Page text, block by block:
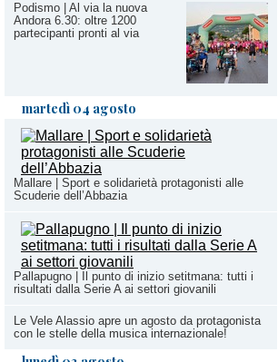
Podismo | Al via la nuova
Andora 6.30: oltre 1200
partecipanti pronti al via
martedì 04 agosto
Mallare | Sport e solidarietà protagonisti alle
Scuderie dell’Abbazia
Pallapugno | Il punto di inizio setitmana: tutti i
risultati dalla Serie A ai settori giovanili
Le Vele Alassio apre un agosto da protagonista
con le stelle della musica internazionale!